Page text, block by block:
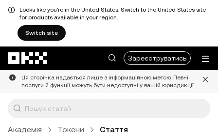
Looks like you're in the United States. Switch to the United States site
for products available in your region.
Switch site
Зареєструватись
Ця сторінка надається лише з інформаційною метою. Певні
послуги й функції можуть бути недоступні у вашій юрисдикції.
Академія Токени Стаття